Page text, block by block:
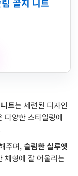
골지 니트
트는 세련된 디자인
다양한 스타일링에
주며,슬림한 실루엣
체형에 잘 어울리는